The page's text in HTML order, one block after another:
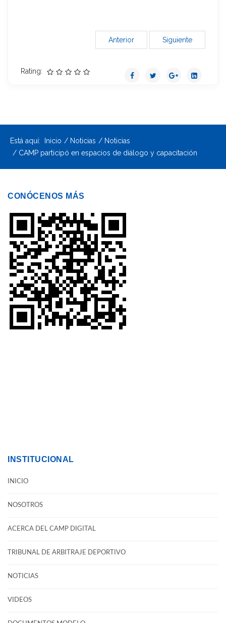
Anterior Siguiente
Rating:
Está aquí: Inicio Noticias
Noticias
CAMP participó en espacios de diálogo y capacitación
CONÓCENOS MÁS
INSTITUCIONAL
INICIO
NOSOTROS
ACERCA DEL CAMP DIGITAL
TRIBUNAL DE ARBITRAJE DEPORTIVO
NOTICIAS
VIDEOS